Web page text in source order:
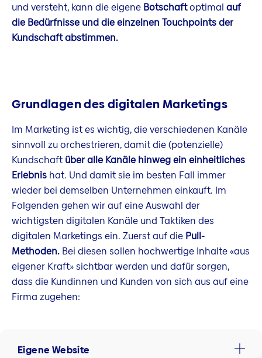
und versteht, kann die eigene Botschaftoptimal auf
die Bedürfnisse und die einzelnen Touchpoints der
Kundschaft abstimmen.
Grundlagen des digitalen Marketings
Im Marketing ist es wichtig, die verschiedenen Kanäle
sinnvoll zu orchestrieren, damit die (potenzielle)
Kundschaft über alle Kanäle hinweg ein einheitliches
Erlebnis hat. Und damit sie im besten Fall immer
wieder bei demselben Unternehmen einkauft. Im
Folgenden gehen wir auf eine Auswahl der
wichtigsten digitalen Kanäle und Taktiken des
digitalen Marketings ein. Zuerst auf die Pull-
Methoden. Bei diesen sollen hochwertige Inhalte «aus
eigener Kraft» sichtbar werden und dafür sorgen,
dass die Kundinnen und Kunden von sich aus auf eine
Firma zugehen:
Eigene Website